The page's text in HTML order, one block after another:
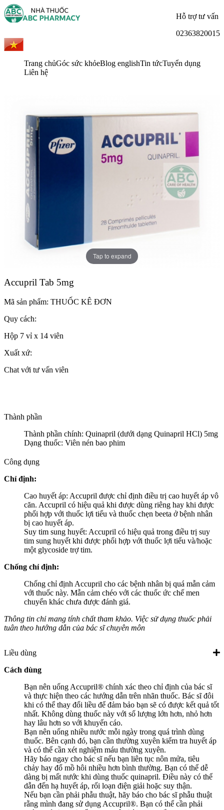
Hỗ trợ tư vấn
02363820015
Trang chủGóc sức khỏeBlog englishTin tứcTuyển dụng
Liên hệ
Tap to expand
Accupril Tab 5mg
Mã sản phẩm: THUỐC KÊ ĐƠN
Quy cách:
Hộp 7 vỉ x 14 viên
Xuất xứ:
Chat với tư vấn viên
Thành phần
Thành phần chính: Quinapril (dưới dạng Quinapril HCl) 5mg
Dạng thuốc: Viên nén bao phim
Công dụng
Chỉ định:
Cao huyết áp: Accupril được chỉ định điều trị cao huyết áp vô
căn. Accupril có hiệu quả khi được dùng riêng hay khi được
phối hợp với thuốc lợi tiểu và thuốc chẹn beeta ở bệnh nhân
bị cao huyết áp.
Suy tim sung huyết: Accupril có hiệu quả trong điều trị suy
tim sung huyết khi được phối hợp với thuốc lợi tiểu và/hoặc
một glycoside trợ tim.
Chống chỉ định:
Chống chỉ định Accupril cho các bệnh nhân bị quá mẫn cảm
với thuốc này. Mẫn cảm chéo với các thuốc ức chế men
chuyển khác chưa được đánh giá.
Thông tin chỉ mang tính chất tham khảo. Việc sử dụng thuốc phải
tuân theo hướng dẫn của bác sĩ chuyên môn
Liều dùng
Cách dùng
Bạn nên uống Accupril® chính xác theo chỉ định của bác sĩ
và thực hiện theo các hướng dẫn trên nhãn thuốc. Bác sĩ đôi
khi có thể thay đổi liều để đảm bảo bạn sẽ có được kết quả tốt
nhất. Không dùng thuốc này với số lượng lớn hơn, nhỏ hơn
hay lâu hơn so với khuyến cáo.
Bạn nên uống nhiều nước mỗi ngày trong quá trình dùng
thuốc. Bên cạnh đó, bạn cần thường xuyên kiểm tra huyết áp
và có thể cần xét nghiệm máu thường xuyên.
Hãy báo ngay cho bác sĩ nếu bạn liên tục nôn mửa, tiêu
chảy hay đổ mồ hôi nhiều hơn bình thường. Bạn có thể dễ
dàng bị mất nước khi dùng thuốc quinapril. Điều này có thể
dẫn đến hạ huyết áp, rối loạn điện giải hoặc suy thận.
Nếu bạn cần phải phẫu thuật, hãy báo cho bác sĩ phẫu thuật
rằng mình đang sử dụng Accupril®. Bạn có thể cần phải